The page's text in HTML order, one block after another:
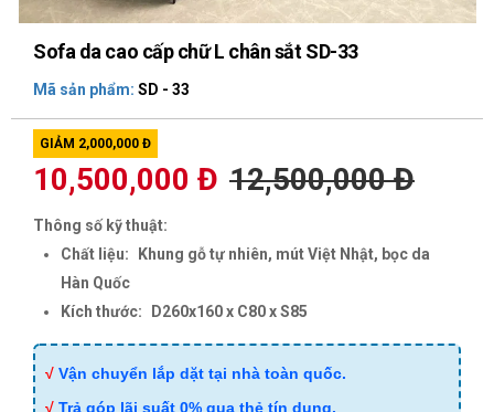
Sofa da cao cấp chữ L chân sắt SD-33
Mã sản phẩm: SD - 33
GIẢM 2,000,000 Đ
10,500,000 Đ 12,500,000 Đ
Thông số kỹ thuật:
Chất liệu:
Khung gỗ tự nhiên, mút Việt Nhật, bọc da
Hàn Quốc
Kích thước:
D260x160 x C80 x S85
√ Vận chuyển lắp dặt tại nhà toàn quốc.
√ Trả góp lãi suất 0% qua thẻ tín dụng.